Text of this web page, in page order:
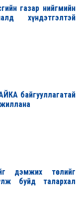
газар нийгмийн
хүндэтгэлтэй
байгууллагатай
дэмжих төслийг
буйд талархал